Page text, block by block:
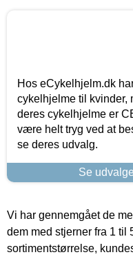
Hos eCykelhjelm.dk
cykelhjelme til kvinder,
deres cykelhjelme er
være helt tryg ved at
se deres udvalg.
Se
Vi har gennemgået de
dem med stjerner fra 1 til
sortimentstørrelse,